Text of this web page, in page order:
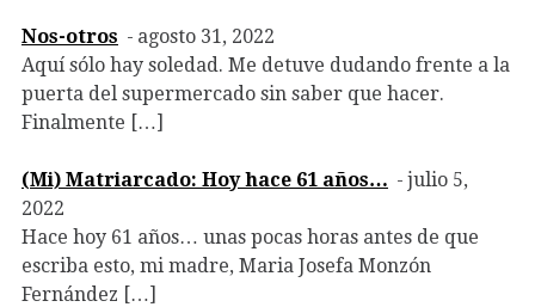
Nos-otros
agosto 31, 2022
Aquí sólo hay soledad. Me detuve dudando frente a la
puerta del supermercado sin saber que hacer.
Finalmente […]
(Mi) Matriarcado: Hoy hace 61 años…
julio 5,
2022
Hace hoy 61 años… unas pocas horas antes de que
escriba esto, mi madre, Maria Josefa Monzón
Fernández […]